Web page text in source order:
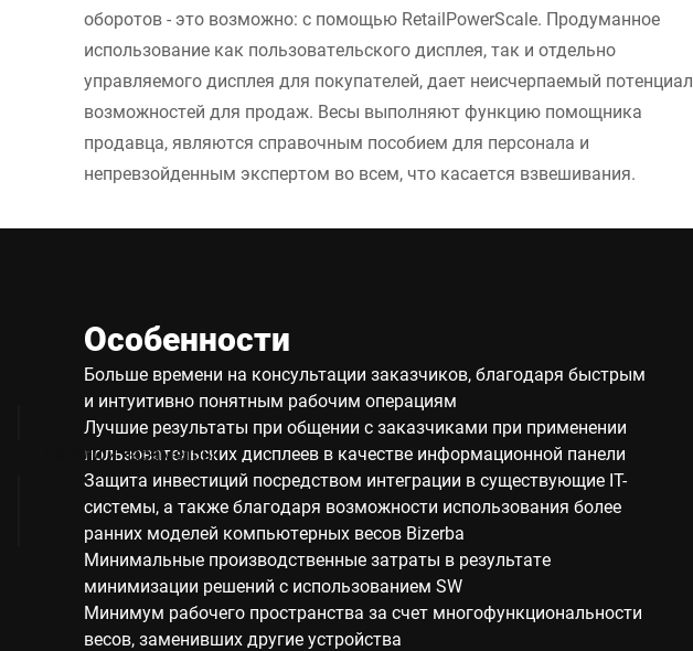
оборотов - это возможно: с помощью RetailPowerScale. Продуманное
использование как пользовательского дисплея, так и отдельно
управляемого дисплея для покупателей, дает неисчерпаемый потенциал
возможностей для продаж. Весы выполняют функцию помощника
продавца, являются справочным пособием для персонала и
непревзойденным экспертом во всем, что касается взвешивания.
Детали и параметры
Особенности
Больше времени на консультации заказчиков, благодаря быстрым
и интуитивно понятным рабочим операциям
Лучшие результаты при общении с заказчиками при применении
пользовательских дисплеев в качестве информационной панели
Защита инвестиций посредством интеграции в существующие IT-
системы, а также благодаря возможности использования более
ранних моделей компьютерных весов Bizerba
Минимальные производственные затраты в результате
минимизации решений с использованием SW
Минимум рабочего пространства за счет многофункциональности
весов, заменивших другие устройства